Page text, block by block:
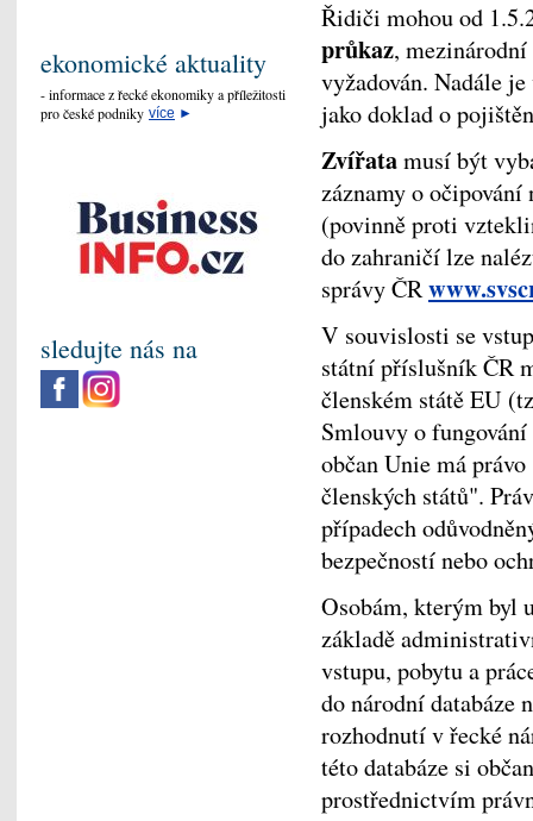
Řidiči mohou od
průkaz,
vyžadován. Nadále
jako doklad o
Zvířatamusí být
záznamy o očipování
(povinně proti
do zahraničí lze
správy ČR
V souvislosti se
státní příslušník ČR
členském státě EU
Smlouvy o
občan Unie má
členských států".
případech
bezpečností nebo
Osobám, kterým byl
základě
vstupu, pobytu a
do národní databáze
rozhodnutí v řecké
této databáze si
prostřednictvím
ekonomické aktuality
- informace z řecké ekonomiky a příležitosti
pro české podniky více ►
sledujte nás na